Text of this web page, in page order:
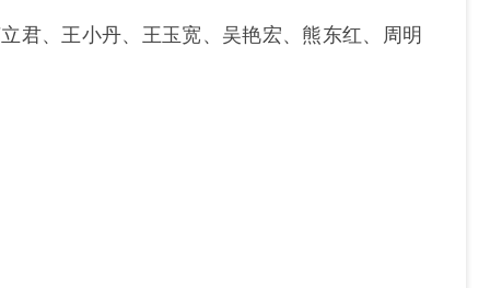
君、王小丹、王玉宽、吴艳宏、熊东红、周明